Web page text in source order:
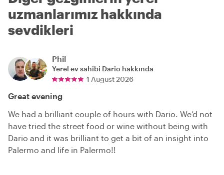
uzmanlarımız hakkında
sevdikleri
Phil
Yerel ev sahibi Dario hakkında
1 August 2026
Great evening
We had a brilliant couple of hours with Dario. We’d not
have tried the street food or wine without being with
Dario and it was brilliant to get a bit of an insight into
Palermo and life in Palermo!!